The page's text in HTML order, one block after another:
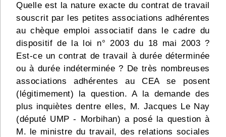
Désabo Lettrasso
Nous contacter
Quelle est la nature exacte du contrat de travail
souscrit par les petites associations adhérentes
au chèque emploi associatif dans le cadre du
dispositif de la loi n° 2003 du 18 mai 2003 ?
Est-ce un contrat de travail à durée déterminée
ou à durée indéterminée ? De très nombreuses
associations adhérentes au CEA se posent
(légitimement) la question. A la demande des
plus inquiètes dentre elles, M. Jacques Le Nay
(député UMP - Morbihan) a posé la question à
M. le ministre du travail, des relations sociales